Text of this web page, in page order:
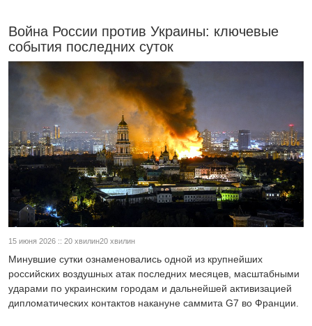
Война России против Украины: ключевые
события последних суток
15 июня 2026 :: 20 хвилин20 хвилин
Минувшие сутки ознаменовались одной из крупнейших
российских воздушных атак последних месяцев, масштабными
ударами по украинским городам и дальнейшей активизацией
дипломатических контактов накануне саммита G7 во Франции.